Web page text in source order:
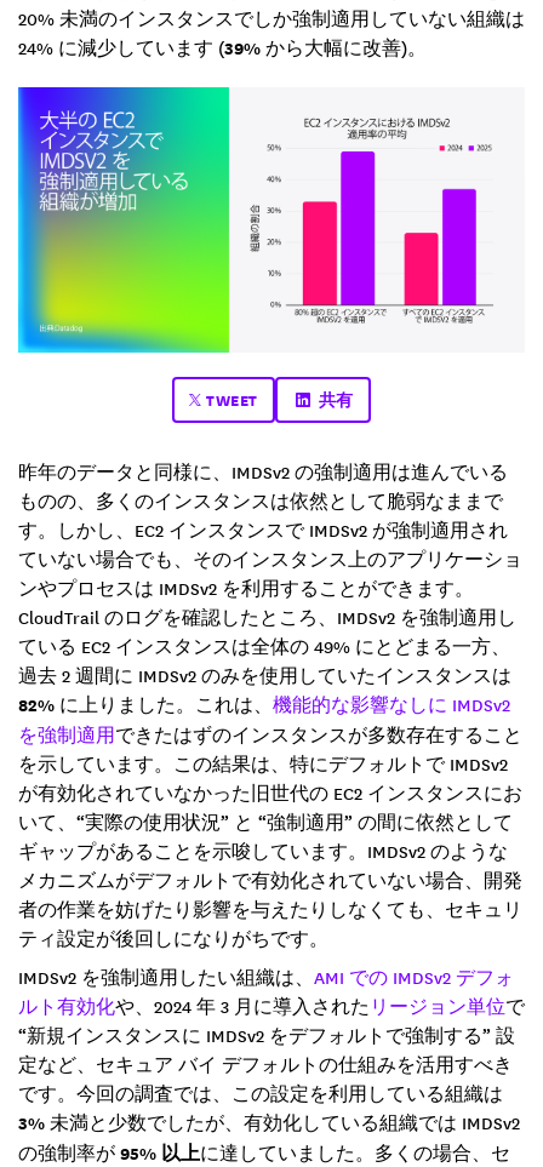
20% 未満のインスタンスでしか強制適用していない組織は
24% に減少しています (39% から大幅に改善)。
TWEET 共有
昨年のデータと同様に、IMDSv2 の強制適用は進んでいる
ものの、多くのインスタンスは依然として脆弱なままで
す。しかし、EC2 インスタンスで IMDSv2 が強制適用され
ていない場合でも、そのインスタンス上のアプリケーショ
ンやプロセスは IMDSv2 を利用することができます。
CloudTrail のログを確認したところ、IMDSv2 を強制適用し
ている EC2 インスタンスは全体の 49% にとどまる一方、
過去 2 週間に IMDSv2 のみを使用していたインスタンスは
82% に上りました。これは、 機能的な影響なしに IMDSv2
を強制適用できたはずのインスタンスが多数存在すること
を示しています。この結果は、特にデフォルトで IMDSv2
が有効化されていなかった旧世代の EC2 インスタンスにお
いて、“実際の使用状況” と “強制適用” の間に依然として
ギャップがあることを示唆しています。IMDSv2 のような
メカニズムがデフォルトで有効化されていない場合、開発
者の作業を妨げたり影響を与えたりしなくても、セキュリ
ティ設定が後回しになりがちです。
IMDSv2 を強制適用したい組織は、 AMI での IMDSv2 デフォ
ルト有効化や、2024 年 3 月に導入された リージョン単位で
“新規インスタンスに IMDSv2 をデフォルトで強制する” 設
定など、セキュア バイ デフォルトの仕組みを活用すべき
です。今回の調査では、この設定を利用している組織は
3% 未満と少数でしたが、有効化している組織では IMDSv2
の強制率が 95% 以上に達していました。多くの場合、セ